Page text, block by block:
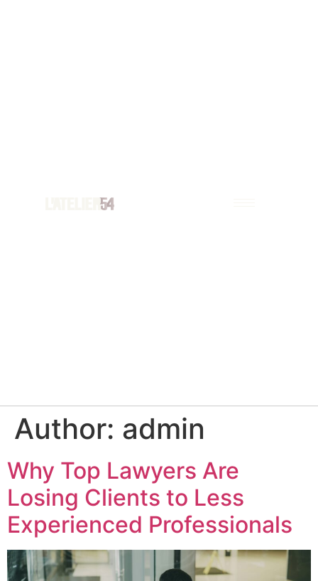
Author: admin
Why Top Lawyers Are
Losing Clients to Less
Experienced Professionals